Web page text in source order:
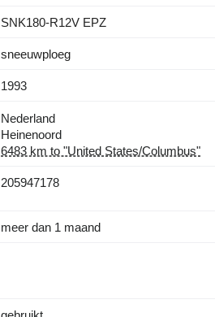
SNK180-R12V EPZ
sneeuwploeg
1993
Nederland
Heinenoord
6483 km to "United States/Columbus"
205947178
meer dan 1 maand